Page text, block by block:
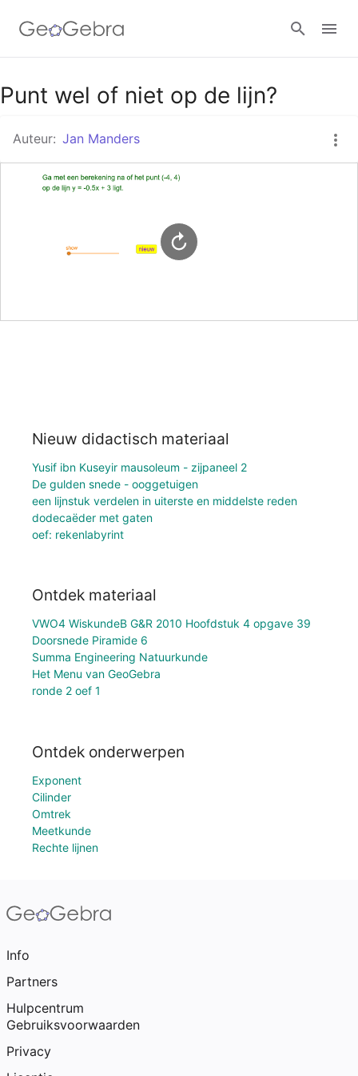
Google Classroom
GeoGebra Klaslokaal
Punt wel of niet op de lijn?
Auteur: Jan Manders
Nieuw didactisch materiaal
Yusif ibn Kuseyir mausoleum - zijpaneel 2
De gulden snede - ooggetuigen
een lijnstuk verdelen in uiterste en middelste reden
dodecaëder met gaten
oef: rekenlabyrint
Ontdek materiaal
VWO4 WiskundeB G&R 2010 Hoofdstuk 4 opgave 39
Doorsnede Piramide 6
Summa Engineering Natuurkunde
Het Menu van GeoGebra
ronde 2 oef 1
Ontdek onderwerpen
Exponent
Cilinder
Omtrek
Meetkunde
Rechte lijnen
Info
Partners
Hulpcentrum
Gebruiksvoorwaarden
Privacy